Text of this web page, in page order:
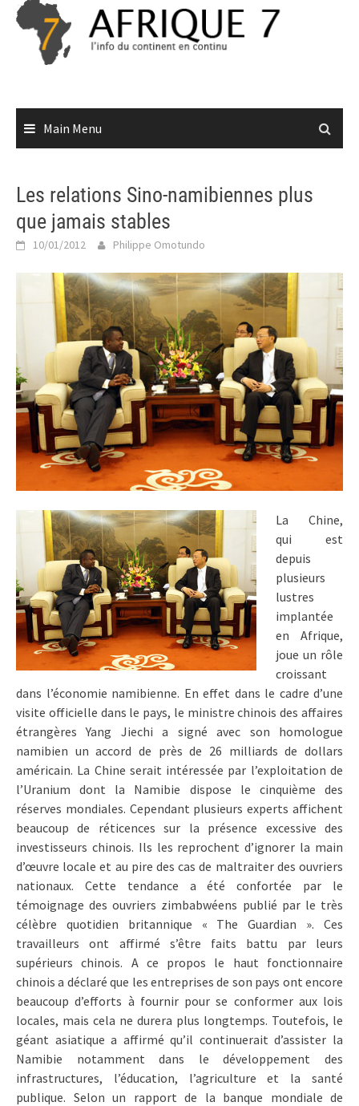
Skip
content
Main Menu
Les relations Sino-namibiennes plus
que jamais stables
10/01/2012 Philippe Omotundo
La Chine,
qui est
depuis
plusieurs
lustres
implantée
en Afrique,
joue un rôle
croissant
dans l’économie namibienne. En effet dans le cadre d’une
visite officielle dans le pays, le ministre chinois des affaires
étrangères Yang Jiechi a signé avec son homologue
namibien un accord de près de 26 milliards de dollars
américain. La Chine serait intéressée par l’exploitation de
l’Uranium dont la Namibie dispose le cinquième des
réserves mondiales. Cependant plusieurs experts affichent
beaucoup de réticences sur la présence excessive des
investisseurs chinois. Ils les reprochent d’ignorer la main
d’œuvre locale et au pire des cas de maltraiter des ouvriers
nationaux. Cette tendance a été confortée par le
témoignage des ouvriers zimbabwéens publié par le très
célèbre quotidien britannique « The Guardian ». Ces
travailleurs ont affirmé s’être faits battu par leurs
supérieurs chinois. A ce propos le haut fonctionnaire
chinois a déclaré que les entreprises de son pays ont encore
beaucoup d’efforts à fournir pour se conformer aux lois
locales, mais cela ne durera plus longtemps. Toutefois, le
géant asiatique a affirmé qu’il continuerait d’assister la
Namibie notamment dans le développement des
infrastructures, l’éducation, l’agriculture et la santé
publique. Selon un rapport de la banque mondiale de